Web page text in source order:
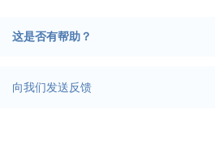
这是否有帮助？
向我们发送反馈